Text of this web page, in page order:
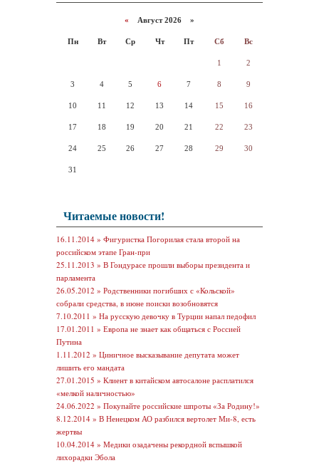
« Август 2026 »
Пн Вт Ср Чт Пт Сб Вс
1 2
3 4 5 6 7 8 9
10 11 12 13 14 15 16
17 18 19 20 21 22 23
24 25 26 27 28 29 30
31
Читаемые новости!
16.11.2014 » Фигуристка Погорилая стала второй на
российском этапе Гран-при
25.11.2013 » В Гондурасе прошли выборы президента и
парламента
26.05.2012 » Родственники погибших с «Кольской»
собрали средства, в июне поиски возобновятся
7.10.2011 » На русскую девочку в Турции напал педофил
17.01.2011 » Европа не знает как общаться с Россией
Путина
1.11.2012 » Циничное высказывание депутата может
лишить его мандата
27.01.2015 » Клиент в китайском автосалоне расплатился
«мелкой наличностью»
24.06.2022 » Покупайте российские шпроты «За Родину!»
8.12.2014 » В Ненецком АО разбился вертолет Ми-8, есть
жертвы
10.04.2014 » Медики озадачены рекордной вспышкой
лихорадки Эбола